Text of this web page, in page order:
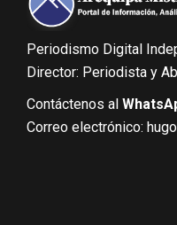
Periodismo Digital
Director: Periodista y
Contáctenos al
Correo electrónico: